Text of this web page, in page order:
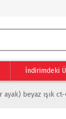
İndirimdeki
beyaz işık ct-